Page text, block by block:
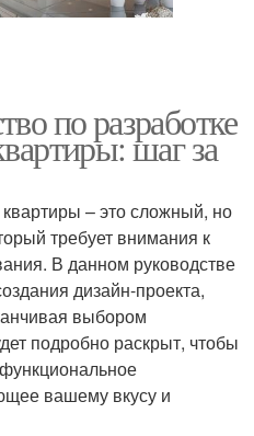
по разработке
шаг за
– это сложный, но
требует внимания к
В данном руководстве
дизайн-проекта,
выбором
подробно раскрыт, чтобы
вашему вкусу и